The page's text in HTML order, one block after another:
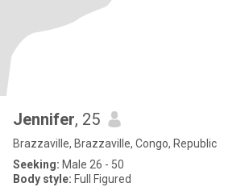
Jennifer, 25
Brazzaville, Brazzaville, Congo, Republic
Seeking: Male 26 - 50
Body style: Full Figured